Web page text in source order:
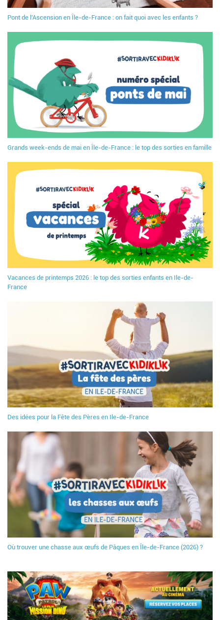
Pont de l'Ascension en Île-de-France : on fait quoi avec les enfants ?
Grands week-ends de mai en Île-de-France : le top des sorties en famille
Vacances de printemps 2026 : le top des sorties enfants en Ile-de-
France
Des idées pour la Fête des Pères en Ile-de-France
Où trouver une chasse aux œufs de Pâques en Île-de-France (2026) ?